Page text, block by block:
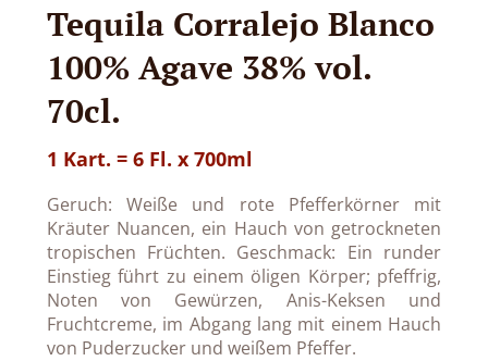
Tequila Corralejo Blanco
100% Agave 38% vol.
70cl.
1 Kart. = 6 Fl. x 700ml
Geruch: Weiße und rote Pfefferkörner mit
Kräuter Nuancen, ein Hauch von getrockneten
tropischen Früchten. Geschmack: Ein runder
Einstieg führt zu einem öligen Körper; pfeffrig,
Noten von Gewürzen, Anis-Keksen und
Fruchtcreme, im Abgang lang mit einem Hauch
von Puderzucker und weißem Pfeffer.